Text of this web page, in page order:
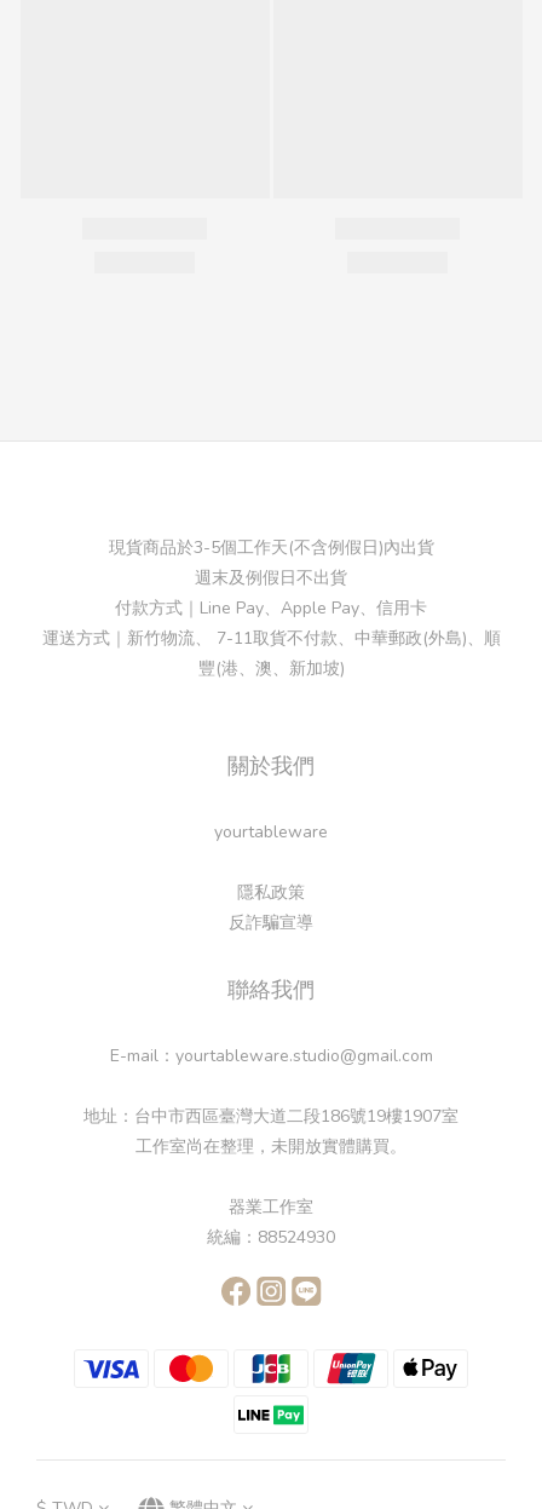
現貨商品於3-5個工作天(不含例假日)內出貨
週末及例假日不出貨
付款方式｜Line Pay、Apple Pay、信用卡
運送方式｜新竹物流、 7-11取貨不付款、中華郵政(外島)、順
豐(港、澳、新加坡)
關於我們
yourtableware
隱私政策
反詐騙宣導
聯絡我們
E-mail：yourtableware.studio@gmail.com
地址：台中市西區臺灣大道二段186號19樓1907室
工作室尚在整理，未開放實體購買。
器業工作室
統編：88524930